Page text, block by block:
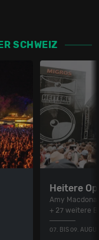
SCHWEIZ
Heitere
Amy
+ 27 weitere
07. BIS 09.